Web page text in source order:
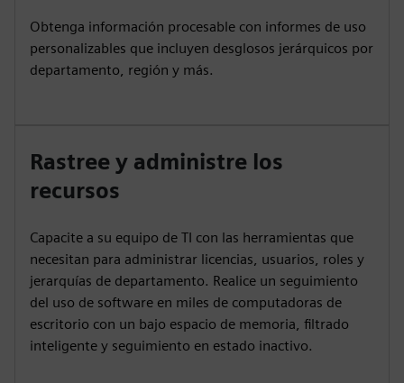
Obtenga información procesable con informes de uso
personalizables que incluyen desglosos jerárquicos por
departamento, región y más.
Rastree y administre los
recursos
Capacite a su equipo de TI con las herramientas que
necesitan para administrar licencias, usuarios, roles y
jerarquías de departamento. Realice un seguimiento
del uso de software en miles de computadoras de
escritorio con un bajo espacio de memoria, filtrado
inteligente y seguimiento en estado inactivo.